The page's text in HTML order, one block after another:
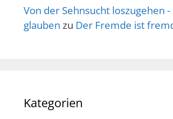
Von der Sehnsucht loszugehen
glauben zu Der Fremde ist
Kategorien